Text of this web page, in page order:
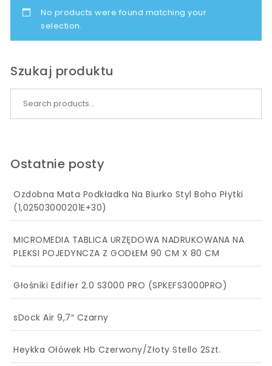
No products were found matching your
selection.
Szukaj produktu
Ostatnie posty
Ozdobna Mata Podkładka Na Biurko Styl Boho Płytki
(1,02503000201E+30)
MICROMEDIA TABLICA URZĘDOWA NADRUKOWANA NA
PLEKSI POJEDYNCZA Z GODŁEM 90 CM X 80 CM
Głośniki Edifier 2.0 S3000 PRO (SPKEFS3000PRO)
sDock Air 9,7″ Czarny
Heykka Ołówek Hb Czerwony/Złoty Stello 2Szt.